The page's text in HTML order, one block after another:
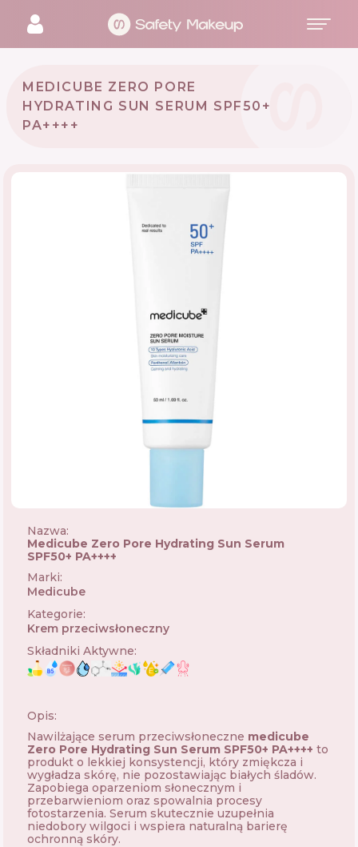
MEDICUBE ZERO PORE
HYDRATING SUN SERUM SPF50+
PA++++
Nazwa:
Medicube Zero Pore Hydrating Sun Serum
SPF50+ PA++++
Marki:
Medicube
Kategorie:
Krem przeciwsłoneczny
Składniki Aktywne:
Opis:
Nawilżające serum przeciwsłoneczne medicube
Zero Pore Hydrating Sun Serum SPF50+ PA++++ to
produkt o lekkiej konsystencji, który zmiękcza i
wygładza skórę, nie pozostawiając białych śladów.
Zapobiega oparzeniom słonecznym i
przebarwieniom oraz spowalnia procesy
fotostarzenia. Serum skutecznie uzupełnia
niedobory wilgoci i wspiera naturalną barierę
ochronną skóry.